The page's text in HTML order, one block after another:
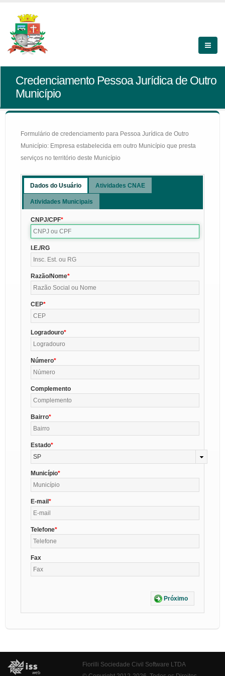
Credenciamento Pessoa Jurídica de Outro
Município
Formulário de credenciamento para Pessoa Jurídica de Outro
Município: Empresa estabelecida em outro Município que presta
serviços no território deste Município
Dados do Usuário Atividades CNAE
Atividades Municipais
CNPJ/CPF
I.E./RG
Razão/Nome
CEP
Logradouro
Número
Complemento
Bairro
Estado
SP
Município
E-mail
Telefone
Fax
Próximo
Fiorilli Sociedade Civil Software LTDA